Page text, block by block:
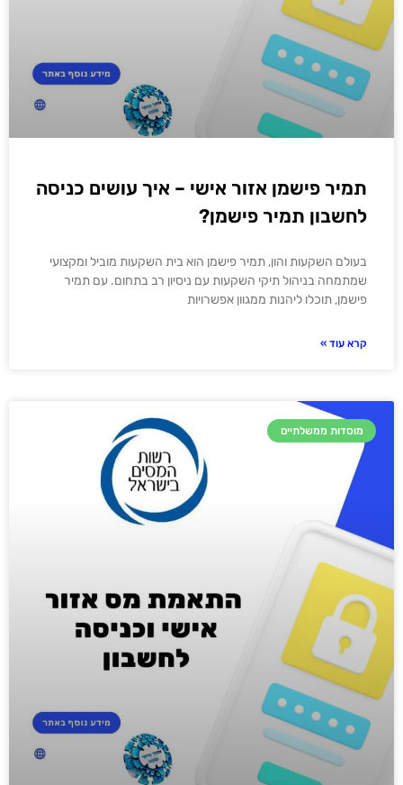
תמיר פישמן אזור אישי – איך עושים כניסה
לחשבון תמיר פישמן?
בעולם השקעות והון, תמיר פישמן הוא בית השקעות מוביל ומקצועי
שמתמחה בניהול תיקי השקעות עם ניסיון רב בתחום. עם תמיר
פישמן, תוכלו ליהנות ממגוון אפשרויות
קרא עוד »
מוסדות ממשלתיים